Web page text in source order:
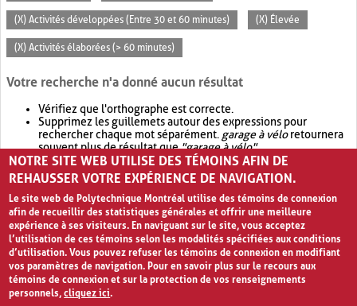
(X) Activités développées (Entre 30 et 60 minutes) (X) Élevée
(X) Activités élaborées (> 60 minutes)
Votre recherche n'a donné aucun résultat
Vérifiez que l'orthographe est correcte.
Supprimez les guillemets autour des expressions pour
rechercher chaque mot séparément. garage à véloretournera
souvent plus de résultat que"garage à vélo".
Envisagez d'élargir votre recherche avec OR.garage OR vélo
retournera souvent plus de résultat quegarage à vélo
NOTRE SITE WEB UTILISE DES TÉMOINS AFIN DE
REHAUSSER VOTRE EXPÉRIENCE DE NAVIGATION.
Le site web de Polytechnique Montréal utilise des témoins de connexion
afin de recueillir des statistiques générales et offrir une meilleure
expérience à ses visiteurs. En naviguant sur le site, vous acceptez
l’utilisation de ces témoins selon les modalités spécifiées aux conditions
d’utilisation. Vous pouvez refuser les témoins de connexion en modifiant
vos paramètres de navigation. Pour en savoir plus sur le recours aux
témoins de connexion et sur la protection de vos renseignements
personnels,cliquez ici.